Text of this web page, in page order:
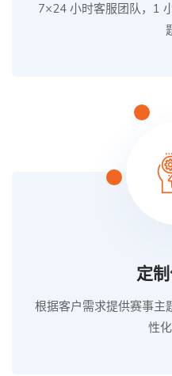
7×24 小时客服团队，1
定
根据客户需求提供赛事主
性